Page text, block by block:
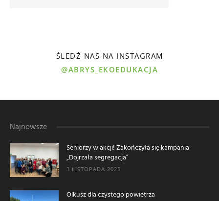
ŚLEDŹ NAS NA INSTAGRAM
@ABRYS_EKOEDUKACJA
Najnowsze
Seniorzy w akcji! Zakończyła się kampania
„Dojrzała segregacja”
3 LISTOPADA 2025
Olkusz dla czystego powietrza